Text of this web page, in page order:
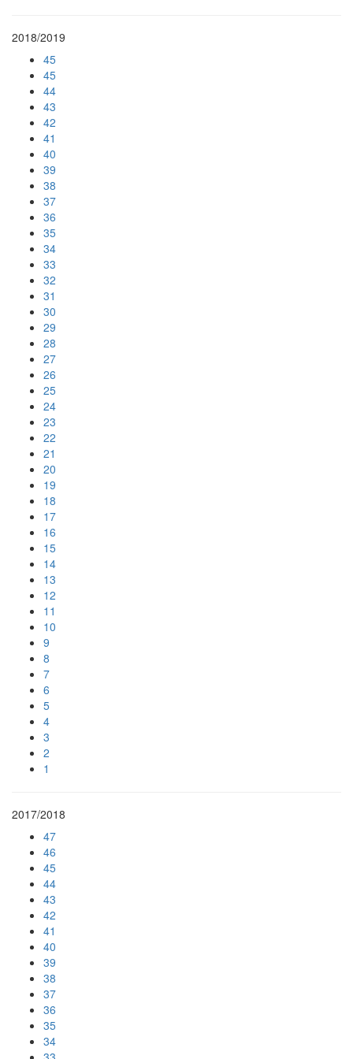
2018/2019
45
45
44
43
42
41
40
39
38
37
36
35
34
33
32
31
30
29
28
27
26
25
24
23
22
21
20
19
18
17
16
15
14
13
12
11
10
9
8
7
6
5
4
3
2
1
2017/2018
47
46
45
44
43
42
41
40
39
38
37
36
35
34